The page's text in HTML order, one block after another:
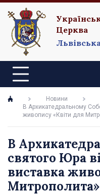
Церква
Новини
В Архикатедральному
живопису «Квіти для
В
святого Юра
виставка
Митрополита»